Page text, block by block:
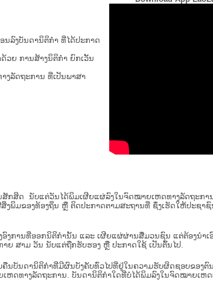
ນ​ລົງ​ບັນ​ດາ​ນິ​ຕິ​ກຳ ທີ່ໄດ້ປະກາດ
ວຍ​ ການ​ສ້າງ​ນິ​ຕິ​ກຳ ຍົກ​ເວັ້ນ​
ງລັດຖະການ ທີ່ເປັນພາສາ
ສິດ ນັບ​ແຕ່​ວັນໄດ້ພິມເຜີຍແຜ່ລົງໃນຈົດໝາຍເຫດທາງລັດຖະການ
ພິມຂອງທ້ອງຖິ່ນ ຫຼື ຕິດປະກາດຕາມສະຖານທີ່ ຊຶ່ງເຮັດໃຫ້ປະຊາຊົ
ການທີ່ອອກນິຕິກໍານັ້ນ ແລະ ເຜີຍແຜ່ຜ່ານສື່ມວນຊົນ ແຕ່ຕ້ອງນໍາເ
ສາມ ວັນ ນັບແຕ່ຖືກຮັບຮອງ ຫຼື ປະກາດໃຊ້ ເປັນຕົ້ນໄປ.
ບັນດານິຕິກໍາທີ່ມີຜົນບັງຄັບທົ່ວໄປທີ່ຢູ່ໃນຄວາມຮັບຜິດຊອບຂອງຕົ
ດທາງລັດຖະການ. ບັນ​ດາ​ນິ​ຕິ​ກຳ​ໃດ​ທີ່ບໍ່​ໄດ້​ພິມ​ລົງ​ໃນ​ຈົດ​ໝາຍ​ເຫດ​